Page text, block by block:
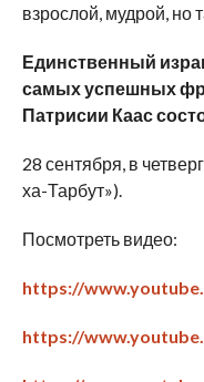
взрослой, мудрой, но
Единственный
самых успешных
Патрисии Каас
28 сентября, в
ха-Тарбут»).
Посмотреть видео:
https://
https://